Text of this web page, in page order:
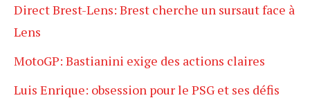
Direct Brest-Lens: Brest cherche un sursaut face à
Lens
MotoGP: Bastianini exige des actions claires
Luis Enrique: obsession pour le PSG et ses défis